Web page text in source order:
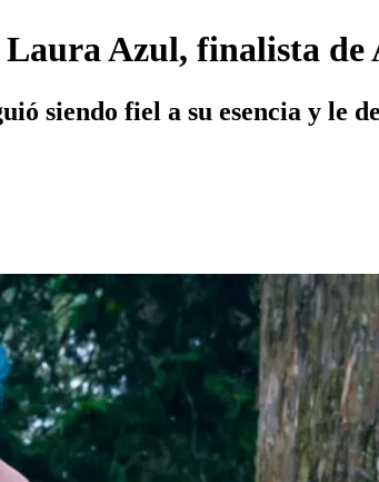
Laura Azul, finalista
siendo fiel a su esencia y